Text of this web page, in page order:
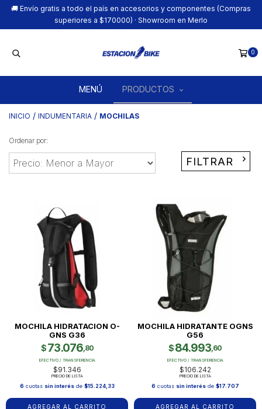
🚚 Envío gratis a todo el país en accesorios y componentes (Compras
superiores a $170000) · Showroom en Merlo
0
MENÚ PRODUCTOS
INICIO / INDUMENTARIA / MOCHILAS
Ordenar por:
FILTRAR
MOCHILA HIDRATACION O-
GNS G36
$73.076,80
EFECTIVO / TRANSFERENCIA
$91.346
PRECIO DE LISTA
6 cuotas sin interésde $15.224,33
MOCHILA HIDRATANTE OGNS
G56
$84.993,60
EFECTIVO / TRANSFERENCIA
$106.242
PRECIO DE LISTA
6 cuotas sin interésde $17.707